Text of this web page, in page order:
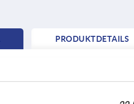
PRODUKTDETAILS